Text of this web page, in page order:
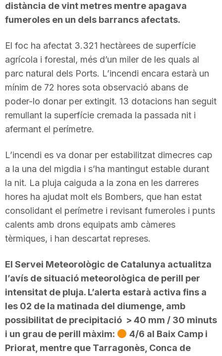
distància de vint metres mentre apagava
fumeroles en un dels barrancs afectats.
El foc ha afectat 3.321 hectàrees de superfície
agrícola i forestal, més d’un miler de les quals al
parc natural dels Ports. L’incendi encara estarà un
mínim de 72 hores sota observació abans de
poder-lo donar per extingit. 13 dotacions han seguit
remullant la superfície cremada la passada nit i
afermant el perímetre.
L’incendi es va donar per estabilitzat dimecres cap
a la una del migdia i s’ha mantingut estable durant
la nit. La pluja caiguda a la zona en les darreres
hores ha ajudat molt els Bombers, que han estat
consolidant el perímetre i revisant fumeroles i punts
calents amb drons equipats amb càmeres
tèrmiques, i han descartat represes.
El Servei Meteorològic de Catalunya actualitza
l’avís de situació meteorològica de perill per
intensitat de pluja. L’alerta estarà activa fins a
les 02 de la matinada del diumenge, amb
possibilitat de precipitació > 40 mm / 30 minuts
i un grau de perill màxim:
4/6 al Baix Camp i
Priorat, mentre que Tarragonès, Conca de